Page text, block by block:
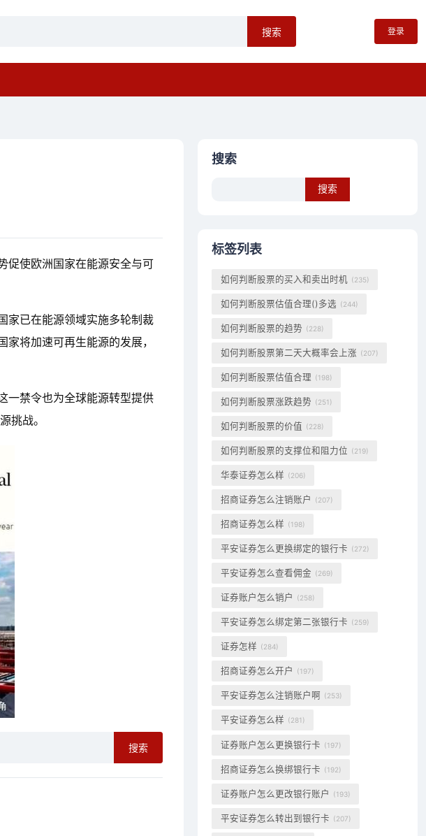
搜索 登录
促使欧洲国家在能源安全与可
家已在能源领域实施多轮制裁
将加速可再生能源的发展，
一禁令也为全球能源转型提供
挑战。
搜索
搜索
标签列表
如何判断股票的买入和卖出时机 (235)
如何判断股票估值合理()多选 (244)
如何判断股票的趋势 (228)
如何判断股票第二天大概率会上涨 (207)
如何判断股票估值合理 (198)
如何判断股票涨跌趋势 (251)
如何判断股票的价值 (228)
如何判断股票的支撑位和阻力位 (219)
华泰证券怎么样 (206)
招商证券怎么注销账户 (207)
招商证券怎么样 (198)
平安证券怎么更换绑定的银行卡 (272)
平安证券怎么查看佣金 (269)
证券账户怎么销户 (258)
平安证券怎么绑定第二张银行卡 (259)
证券怎样 (284)
招商证券怎么开户 (197)
平安证券怎么注销账户啊 (253)
平安证券怎么样 (281)
证券账户怎么更换银行卡 (197)
招商证券怎么换绑银行卡 (192)
证券账户怎么更改银行账户 (193)
平安证券怎么转出到银行卡 (207)